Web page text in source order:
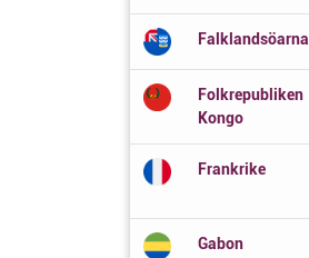
Falklandsöarna
Folkrepubliken
Kongo
Frankrike
Gabon